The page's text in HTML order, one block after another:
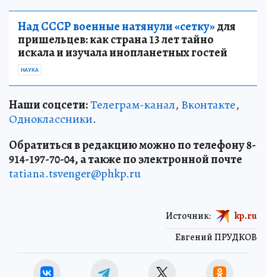
Над СССР военные натянули «сетку»для
пришельцев: как страна 13 лет тайно
искала и изучала инопланетных гостей
НАУКА
Наши соцсети:Телеграм-канал, Вконтакте,
Одноклассники.
Обратиться в редакцию можно по телефону 8-
914-197-70-04, а также по электронной почте
tatiana.tsvenger@phkp.ru
Евгений ПРУДКОВ
Источник: kp.ru